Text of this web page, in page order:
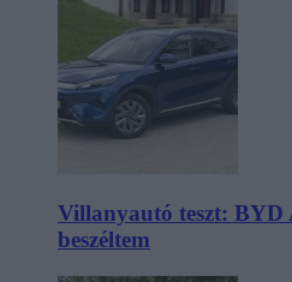
Villanyautó teszt:
beszéltem